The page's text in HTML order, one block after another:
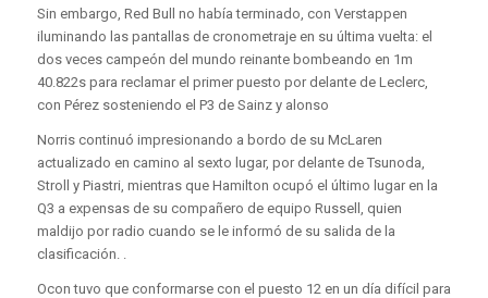
Sin embargo, Red Bull no había terminado, con Verstappen
iluminando las pantallas de cronometraje en su última vuelta: el
dos veces campeón del mundo reinante bombeando en 1m
40.822s para reclamar el primer puesto por delante de Leclerc,
con Pérez sosteniendo el P3 de Sainz y alonso
Norris continuó impresionando a bordo de su McLaren
actualizado en camino al sexto lugar, por delante de Tsunoda,
Stroll y Piastri, mientras que Hamilton ocupó el último lugar en la
Q3 a expensas de su compañero de equipo Russell, quien
maldijo por radio cuando se le informó de su salida de la
clasificación. .
Ocon tuvo que conformarse con el puesto 12 en un día difícil para